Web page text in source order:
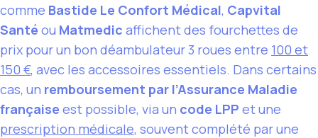
comme Bastide Le Confort Médical, Capvital
Santé ou Matmedic affichent des fourchettes de
prix pour un bon déambulateur 3 roues entre 100 et
150 €, avec les accessoires essentiels. Dans certains
cas, un remboursement par l’Assurance Maladie
française est possible, via un code LPP et une
prescription médicale, souvent complété par une